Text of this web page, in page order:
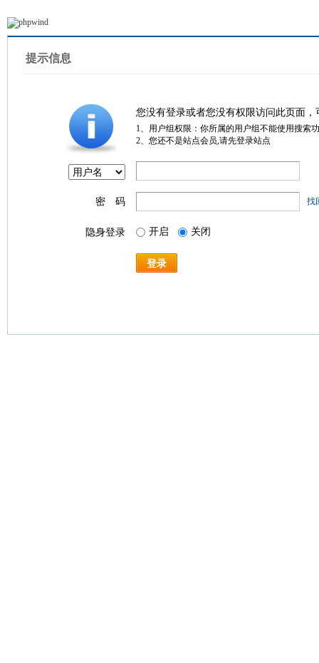
提示信息
您没有登录或者您没有权限访问此页面
1、用户组权限：你所属的用户组不能使用搜索
2、您还不是站点会员,请先登录站点
密 码 找
隐身登录 开启 关闭
登录